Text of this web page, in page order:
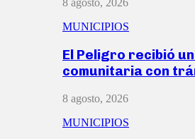
8 agosto, 2026
MUNICIPIOS
El Peligro recibió
comunitaria con
8 agosto, 2026
MUNICIPIOS